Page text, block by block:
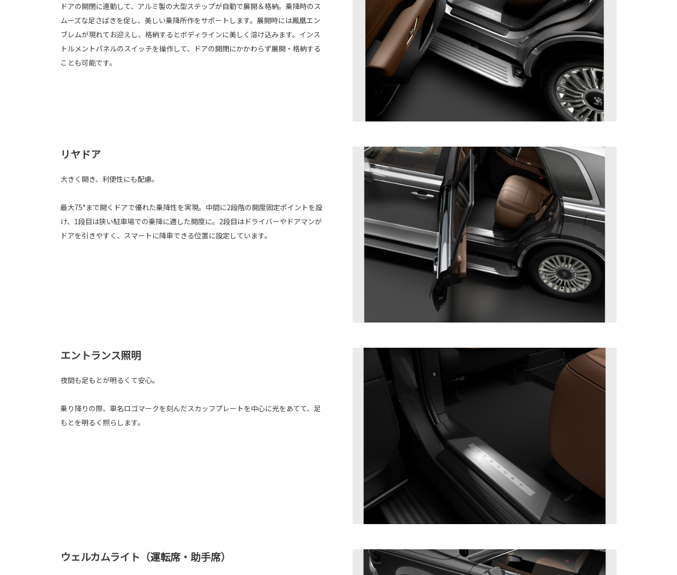
ドアの開閉に連動して、アルミ製の大型ステップが自動で展開＆格納。乗降時のス
ムーズな足さばきを促し、美しい乗降所作をサポートします。展開時には鳳凰エン
ブレムが現れてお迎えし、格納するとボディラインに美しく溶け込みます。インス
トルメントパネルのスイッチを操作して、ドアの開閉にかかわらず展開・格納する
ことも可能です。
リヤドア
大きく開き、利便性にも配慮。
最大75°まで開くドアで優れた乗降性を実現。中間に2段階の開度固定ポイントを設
け、1段目は狭い駐車場での乗降に適した開度に。2段目はドライバーやドアマンが
ドアを引きやすく、スマートに降車できる位置に設定しています。
エントランス照明
夜間も足もとが明るくて安心。
乗り降りの際、車名ロゴマークを刻んだスカッフプレートを中心に光をあてて、足
もとを明るく照らします。
ウェルカムライト（運転席・助手席）